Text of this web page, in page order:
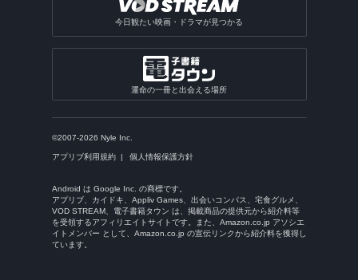
今日観たい映画・ドラマが見つかる
運命の一冊と出会える場所
©2007-2026 Nyle Inc.
アプリブ利用規約 個人情報保護方針
Android は Google Inc. の商標です。
アプリブ、カイドキ、Appliv Games、出会いコンパス、宅食グルメ、
VOD STREAM、電子書籍タウン は、掲載商品の提供元から紹介料等
を受領するアフィリエイトサイトです。また、Amazon.co.jp アソシエ
イトメンバー として、Amazon.co.jp の宣伝リンクから紹介料を獲得し
ています。